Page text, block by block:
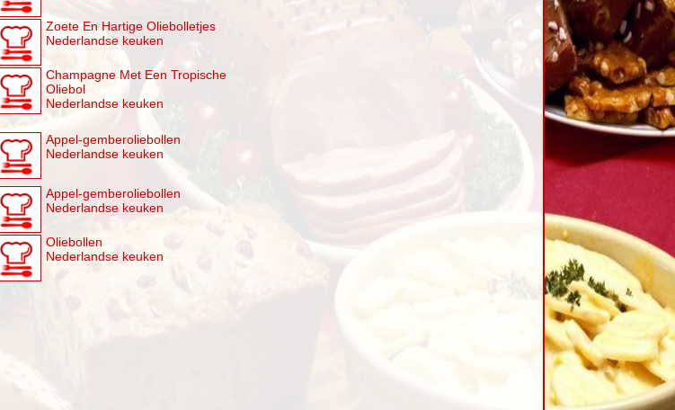
Zoete En Hartige Oliebolletjes
Nederlandse keuken
Champagne Met Een Tropische
Oliebol
Nederlandse keuken
Appel-gemberoliebollen
Nederlandse keuken
Appel-gemberoliebollen
Nederlandse keuken
Oliebollen
Nederlandse keuken